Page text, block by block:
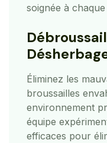
soignée à chaque
Éliminez les
broussailles
environnement
équipe
efficaces pour